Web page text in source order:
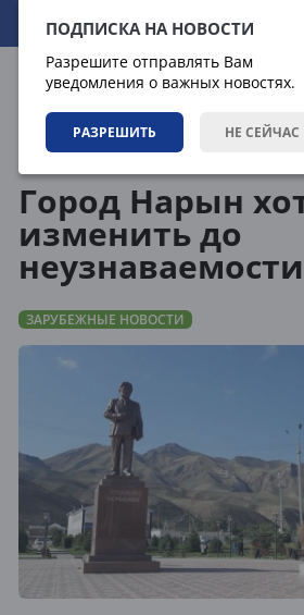
ПОДПИСКА НА НОВОСТИ
Разрешите отправлять Вам
уведомления о важных новостях.
РАЗРЕШИТЬ НЕ СЕЙЧАС
06.08.2026 14:39:32
Город Нарын
изменить до
неузнаваемости
ЗАРУБЕЖНЫЕ НОВОСТИ